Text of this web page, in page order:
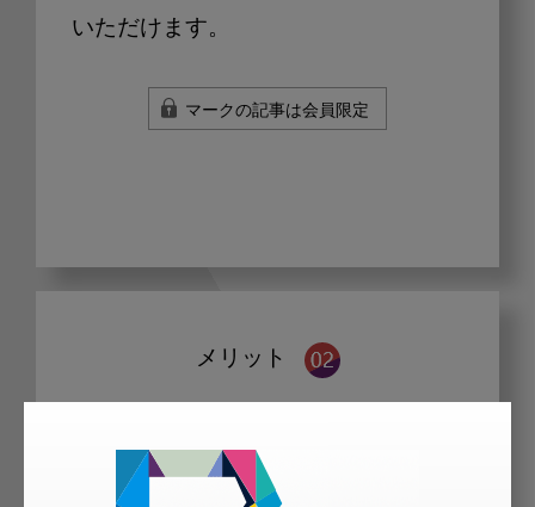
いただけます。
マークの記事は会員限定
メリット